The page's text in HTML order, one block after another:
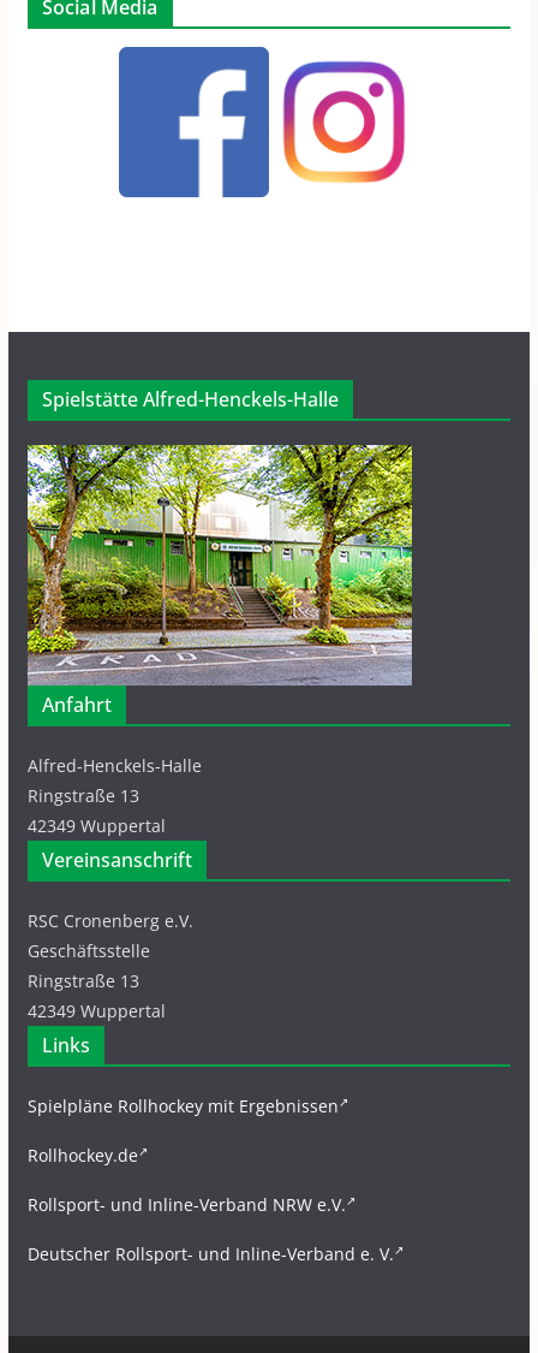
Social Media
Spielstätte Alfred-Henckels-Halle
Anfahrt
Alfred-Henckels-Halle
Ringstraße 13
42349 Wuppertal
Vereinsanschrift
RSC Cronenberg e.V.
Geschäftsstelle
Ringstraße 13
42349 Wuppertal
Links
Spielpläne Rollhockey mit Ergebnissen
Rollhockey.de
Rollsport- und Inline-Verband NRW e.V.
Deutscher Rollsport- und Inline-Verband e. V.